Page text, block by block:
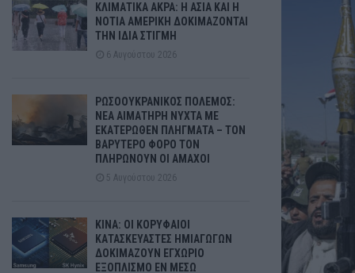
ΚΛΙΜΑΤΙΚΑ ΑΚΡΑ: Η ΑΣΙΑ ΚΑΙ Η
ΝΟΤΙΑ ΑΜΕΡΙΚΗ ΔΟΚΙΜΑΖΟΝΤΑΙ
ΤΗΝ ΙΔΙΑ ΣΤΙΓΜΗ
6 Αυγούστου 2026
ΡΩΣΟΟΥΚΡΑΝΙΚΟΣ ΠΟΛΕΜΟΣ:
ΝΕΑ ΑΙΜΑΤΗΡΗ ΝΥΧΤΑ ΜΕ
ΕΚΑΤΕΡΩΘΕΝ ΠΛΗΓΜΑΤΑ – ΤΟΝ
ΒΑΡΥΤΕΡΟ ΦΟΡΟ ΤΟΝ
ΠΛΗΡΩΝΟΥΝ ΟΙ ΑΜΑΧΟΙ
5 Αυγούστου 2026
ΚΙΝΑ: ΟΙ ΚΟΡΥΦΑΙΟΙ
ΚΑΤΑΣΚΕΥΑΣΤΕΣ ΗΜΙΑΓΩΓΩΝ
ΔΟΚΙΜΑΖΟΥΝ ΕΓΧΩΡΙΟ
ΕΞΟΠΛΙΣΜΟ ΕΝ ΜΕΣΩ